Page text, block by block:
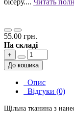
бісеру.... Читать
55.00 грн.
На складі
+
До кошика
Опис
Відгуки (0)
Щільна тканина з